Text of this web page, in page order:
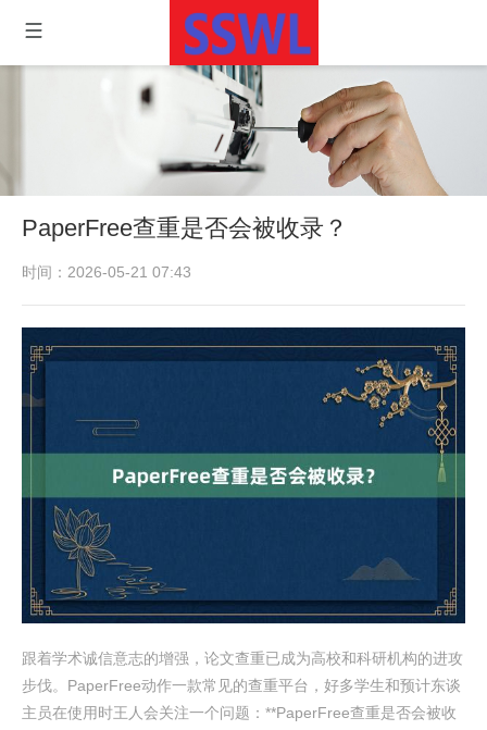
PaperFree查重是否会被收录？
时间：2026-05-21 07:43
跟着学术诚信意志的增强，论文查重已成为高校和科研机构的进攻
步伐。PaperFree动作一款常见的查重平台，好多学生和预计东谈
主员在使用时王人会关注一个问题：**PaperFree查重是否会被收